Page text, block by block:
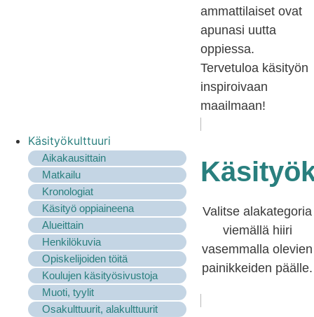
ammattilaiset ovat
apunasi uutta
oppiessa.
Tervetuloa käsityön
inspiroivaan
maailmaan!
Käsityökulttuuri
Aikakausittain
Matkailu
Kronologiat
Käsityö oppiaineena
Alueittain
Henkilökuvia
Opiskelijoiden töitä
Koulujen käsityösivustoja
Muoti, tyylit
Osakulttuurit, alakulttuurit
Valitse alakategoria
viemällä hiiri
vasemmalla olevien
painikkeiden päälle.